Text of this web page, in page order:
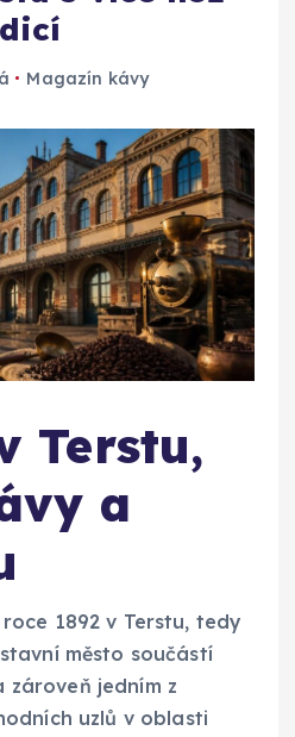
Magazín kávy
Terstu,
a
1892 v Terstu, tedy
město součástí
zároveň jedním z
uzlů v oblasti